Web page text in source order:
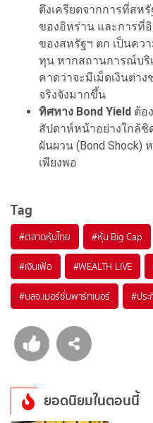
ตึงเครียดจากการที่สห
ของอิหร่าน และการที่
ของสหรัฐฯ ตก เป็นคว
ทุน หากสถานการณ์บ
คาดว่าจะมีเม็ดเงินต่า
จริงจังมากขึ้น
ทิศทาง Bond Yield ต้อ
สัปดาห์หน้าอย่างใกล้ชิ
ผันผวน (Bond Shock)
เพียงพอ
Tag
#ตลาดหุ้นไทย #หุ้น Big Cap
#เงินเฟ้อ #WEALTH LIVE
#บลจ.เมอร์ชั่นพาร์ทเนอร์ #ปร
ยอดนิยมในตอนนี้